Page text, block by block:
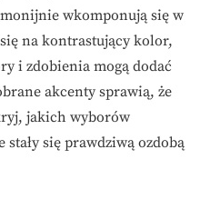
wkomponują się w
na kontrastujący kolor,
i zdobienia mogą dodać
akcenty sprawią, że
jakich wyborów
się prawdziwą ozdobą